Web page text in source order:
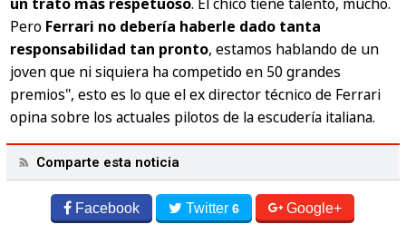
Pero Ferrari no debería haberle dado tanta
responsabilidad tan pronto, estamos hablando de un
joven que ni siquiera ha competido en 50 grandes
premios", esto es lo que el ex director técnico de Ferrari
opina sobre los actuales pilotos de la escudería italiana.
Comparte esta noticia
Facebook Twitter6 Google+